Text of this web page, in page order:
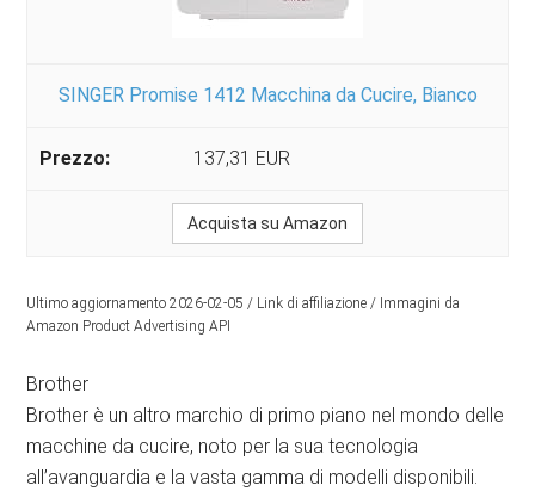
SINGER Promise 1412 Macchina da Cucire, Bianco
137,31 EUR
Acquista su Amazon
Ultimo aggiornamento 2026-02-05 / Link di affiliazione / Immagini da
Amazon Product Advertising API
Brother
Brother è un altro marchio di primo piano nel mondo delle
macchine da cucire, noto per la sua tecnologia
all’avanguardia e la vasta gamma di modelli disponibili.